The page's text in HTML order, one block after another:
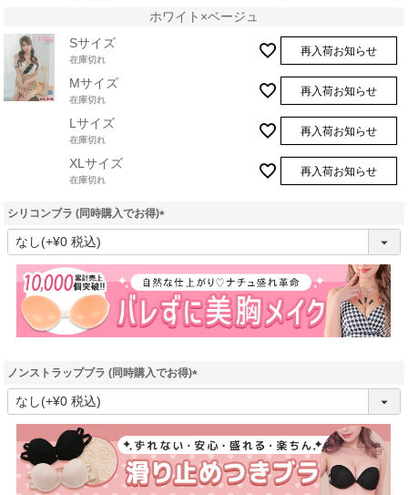
ホワイト×ベージュ
Sサイズ
在庫切れ
再入荷お知らせ
Mサイズ
在庫切れ
再入荷お知らせ
Lサイズ
在庫切れ
再入荷お知らせ
XLサイズ
在庫切れ
再入荷お知らせ
シリコンブラ (同時購入でお得)
(
須
)
ノンストラップブラ (同時購入でお得)
(
須
)